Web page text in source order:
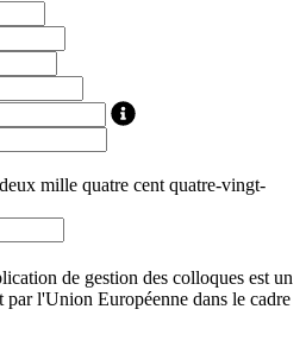
mille quatre cent quatre-vingt-
de gestion des colloques est un
l'Union Européenne dans le cadre